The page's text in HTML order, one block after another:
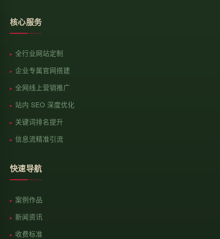
核心服务
全行业网站定制
企业专属官网搭建
全网线上营销推广
站内 SEO 深度优化
关键词排名提升
信息流精准引流
快速导航
案例作品
新闻资讯
收费标准